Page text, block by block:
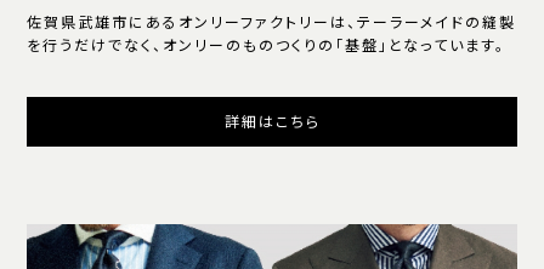
佐賀県武雄市にあるオンリーファクトリーは、テーラーメイドの縫製
を行うだけでなく、オンリーのものつくりの「基盤」となっています。
詳細はこちら